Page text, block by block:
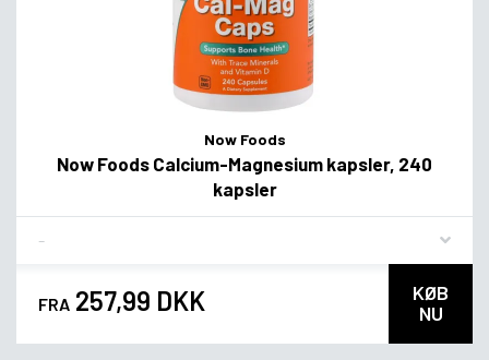
Now Foods
Now Foods Calcium-Magnesium kapsler, 240
kapsler
FRA 257,99 DKK
KØB
NU